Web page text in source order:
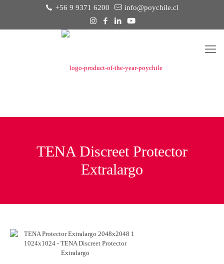
+56 9 9371 6200 info@poychile.cl
TENA Discreet Protector
Extralargo